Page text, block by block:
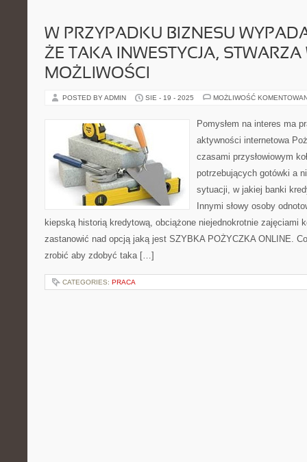
W PRZYPADKU BIZNESU
ŻE TAKA INWESTYCJA, STWARZA
MOŻLIWOŚCI
POSTED BY ADMIN SIE - 19 - 2025 MOŻLIWOŚĆ
Pomysłem na interes ma
aktywności internetowa
czasami przysłowiowym
potrzebujących gotówki a
sytuacji, w jakiej banki
Innymi słowy osoby
kiepską historią kredytową, obciążone niejednokrotnie zajęciami
zastanowić nad opcją jaką jest SZYBKA POŻYCZKA ONLINE.
zrobić aby zdobyć taka […]
CATEGORIES: PRACA